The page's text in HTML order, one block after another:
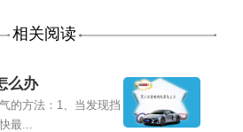
相关阅读
么办
的方法：1、当发现挡
最...